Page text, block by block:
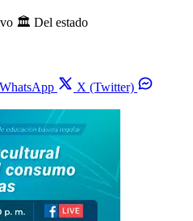
🏛️ Del estado
WhatsApp
X (Twitter)